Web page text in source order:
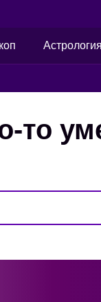
Астрология
то